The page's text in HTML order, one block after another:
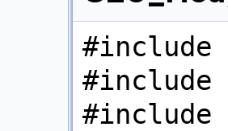
#include
#include
#include